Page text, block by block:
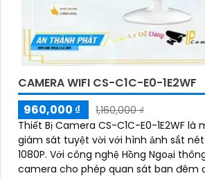
CAMERA WIFI CS-C1C-E0-1E2WF
960,000 ₫
1,160,000 ₫
Thiết Bị Camera CS-C1C-E0-1E2WF là
giám sát tuyệt vời với hình ảnh sắt nét
1080P. Với công nghệ Hồng Ngoại thông minh Smart IR,
camera cho phép quan sát ban đêm